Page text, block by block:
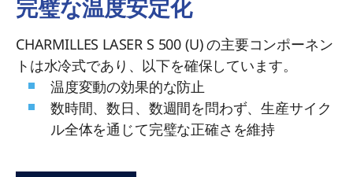
完璧な温度安定化
CHARMILLES LASER S 500 (U) の主要コンポーネン
トは水冷式であり、以下を確保しています。
温度変動の効果的な防止
数時間、数日、数週間を問わず、生産サイク
ル全体を通じて完璧な正確さを維持